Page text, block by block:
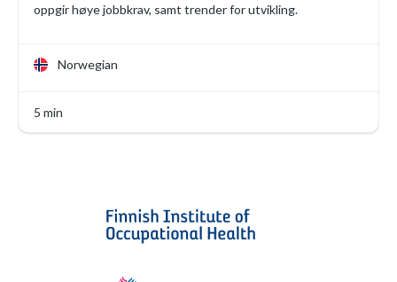
oppgir høye jobbkrav, samt trender for utvikling.
Norwegian
5 min